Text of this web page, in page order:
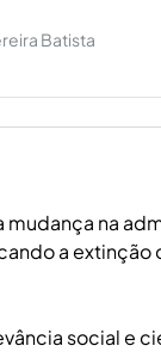
Batista
mudança na
a
social e